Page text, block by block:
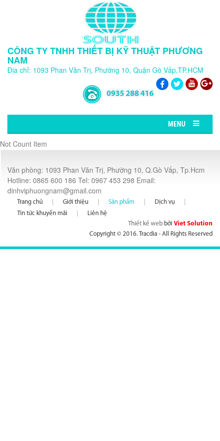
CÔNG TY TNHH THIẾT BỊ KỸ THUẬT PHƯƠNG
NAM
Địa chỉ: 1093 Phan Văn Trị, Phường 10, Quận Gò Vấp,TP.HCM
0935 288 416
MENU
Not Count Item
Văn phòng: 1093 Phan Văn Trị, Phường 10, Q.Gò Vấp, Tp.Hcm
Hotline: 0865 600 186 Tel: 0967 453 298 Email:
dinhviphuongnam@gmail.com
Trang chủ Giới thiệu Sản phẩm
Dịch vụ
Tin tức khuyến mãi
Liên hệ
Thiết kế web bởi Viet Solution
Copyright © 2016. Tracdia - All Rights Reserved